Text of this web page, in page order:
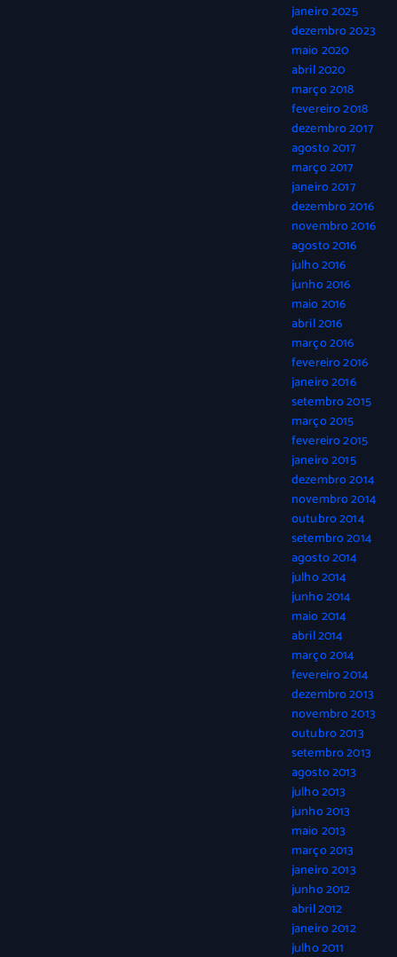
janeiro 2025
dezembro 2023
maio 2020
abril 2020
março 2018
fevereiro 2018
dezembro 2017
agosto 2017
março 2017
janeiro 2017
dezembro 2016
novembro 2016
agosto 2016
julho 2016
junho 2016
maio 2016
abril 2016
março 2016
fevereiro 2016
janeiro 2016
setembro 2015
março 2015
fevereiro 2015
janeiro 2015
dezembro 2014
novembro 2014
outubro 2014
setembro 2014
agosto 2014
julho 2014
junho 2014
maio 2014
abril 2014
março 2014
fevereiro 2014
dezembro 2013
novembro 2013
outubro 2013
setembro 2013
agosto 2013
julho 2013
junho 2013
maio 2013
março 2013
janeiro 2013
junho 2012
abril 2012
janeiro 2012
julho 2011